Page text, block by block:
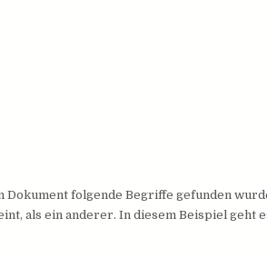
Dokument folgende Begriffe gefunden
als ein anderer. In diesem Beispiel geht